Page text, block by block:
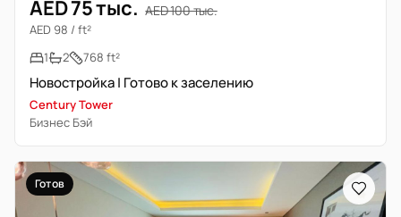
AED 75 тыс. AED 100 тыс.
AED 98 / ft²
1
2 768 ft²
Новостройка | Готово к заселению
Century Tower
Бизнес Бэй
Готов